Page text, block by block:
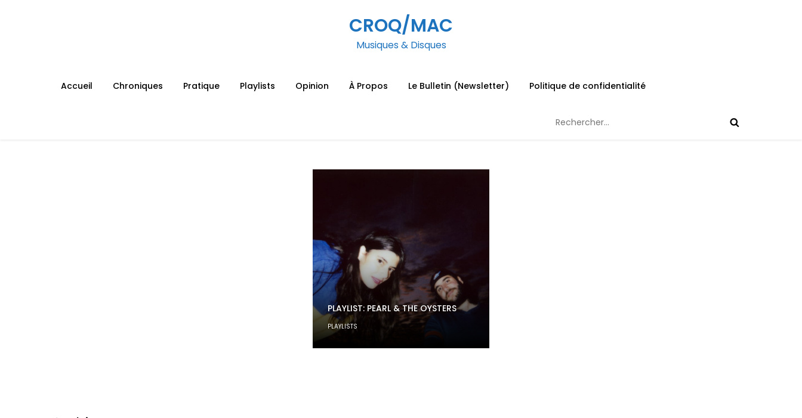
CROQ/MAC
Musiques & Disques
Accueil Chroniques Pratique Playlists Opinion À Propos Le Bulletin (Newsletter) Politique de confidentialité
PLAYLIST: PEARL & THE OYSTERS
PLAYLISTS